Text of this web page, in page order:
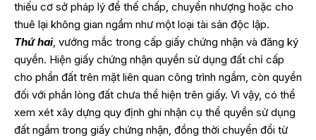
thiếu cơ sở pháp lý để thế chấp, chuyển nhượng hoặc cho
thuê lại không gian ngầm như một loại tài sản độc lập.
Thứ hai, vướng mắc trong cấp giấy chứng nhận và đăng ký
quyền. Hiện giấy chứng nhận quyền sử dụng đất chỉ cấp
cho phần đất trên mặt liên quan công trình ngầm, còn quyền
đối với phần lòng đất chưa thể hiện trên giấy. Vì vậy, có thể
xem xét xây dựng quy định ghi nhận cụ thể quyền sử dụng
đất ngầm trong giấy chứng nhận, đồng thời chuyển đổi từ